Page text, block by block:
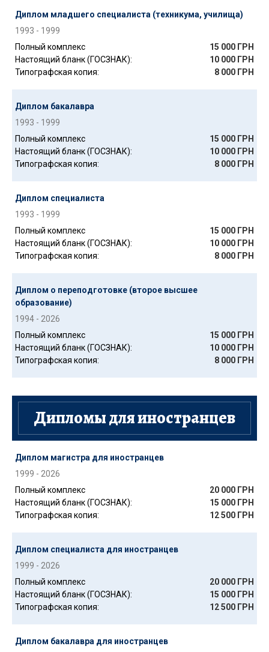
Диплом младшего специалиста (техникума, училища)
1993 - 1999
Полный комплекс
15 000 ГРН
Настоящий бланк (ГОСЗНАК):
10 000 ГРН
Типографская копия:
8 000 ГРН
Диплом бакалавра
1993 - 1999
Полный комплекс
15 000 ГРН
Настоящий бланк (ГОСЗНАК):
10 000 ГРН
Типографская копия:
8 000 ГРН
Диплом специалиста
1993 - 1999
Полный комплекс
15 000 ГРН
Настоящий бланк (ГОСЗНАК):
10 000 ГРН
Типографская копия:
8 000 ГРН
Диплом о переподготовке (второе высшее
образование)
1994 - 2026
Полный комплекс
15 000 ГРН
Настоящий бланк (ГОСЗНАК):
10 000 ГРН
Типографская копия:
8 000 ГРН
Дипломы для иностранцев
Диплом магистра для иностранцев
1999 - 2026
Полный комплекс
20 000 ГРН
Настоящий бланк (ГОСЗНАК):
15 000 ГРН
Типографская копия:
12 500 ГРН
Диплом специалиста для иностранцев
1999 - 2026
Полный комплекс
20 000 ГРН
Настоящий бланк (ГОСЗНАК):
15 000 ГРН
Типографская копия:
12 500 ГРН
Диплом бакалавра для иностранцев